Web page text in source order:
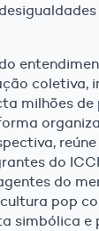
coletiva,
milhões de
do
do
pop
simbólica e